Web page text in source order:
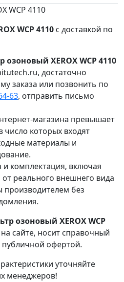
WCP 4110
WCP 4110 с доставкой по
озоновый XEROX WCP 4110
достаточно
заказа или позвонить по
63, отправить письмо
магазина превышает
число которых входят
материалы и
и комплектация, включая
от реального внешнего вида
без
озоновый XEROX WCP
сайте, носит справочный
публичной офертой.
уточняйте
менеджеров!